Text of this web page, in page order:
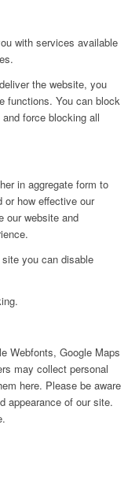
with services available
the website, you
functions. You can block
force blocking all
in aggregate form to
or how effective our
our website and
you can disable
Webfonts, Google Maps
may collect personal
here. Please be aware
appearance of our site.